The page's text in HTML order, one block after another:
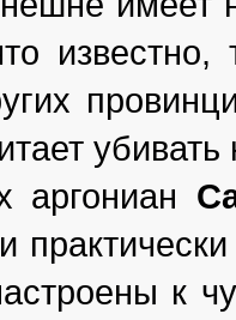
известно,
аргониан
к